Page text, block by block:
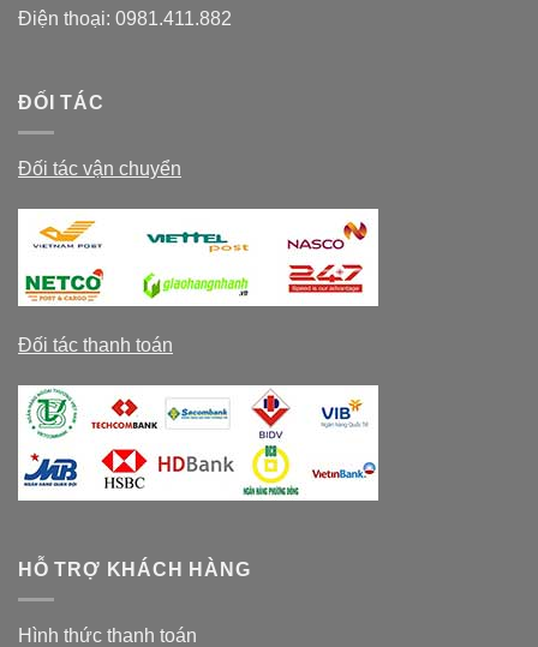
Điện thoại: 0981.411.882
ĐỐI TÁC
Đối tác vận chuyển
Đối tác thanh toán
HỖ TRỢ KHÁCH HÀNG
Hình thức thanh toán